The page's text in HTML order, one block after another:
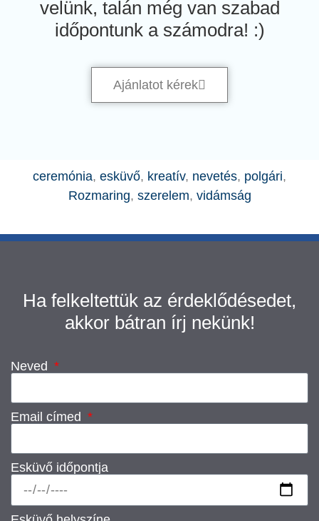
velünk, talán még van szabad
időpontunk a számodra! :)
Ajánlatot kérek
ceremónia, esküvő, kreatív, nevetés, polgári,
Rozmaring, szerelem, vidámság
Ha felkeltettük az érdeklődésedet,
akkor bátran írj nekünk!
Neved
Email címed
Esküvő időpontja